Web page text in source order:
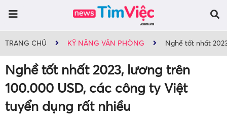
TRANG CHỦ KỸ NĂNG VĂN PHÒNG Nghề tốt nhất
Nghề tốt nhất 2023, lương trên
100.000 USD, các công ty Việt
tuyển dụng rất nhiều